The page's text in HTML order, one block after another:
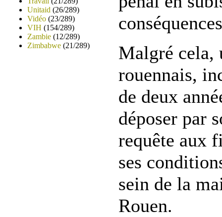
Unitaid (26/289)
Vidéo (23/289)
VIH (154/289)
Zambie (12/289)
Zimbabwe (21/289)
Malgré cela,
rouennais,
de deux
déposer par
requête aux
ses
sein de la
Rouen.